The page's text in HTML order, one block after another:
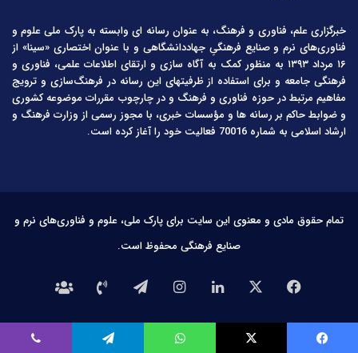
خبرگزاری علم، فناوری و فرهنگ، به عنوان رسانه ای وابسته به پارک ملی علوم و
فناوری‌های نرم و صنایع فرهنگیِ جهاددانشگاهی و با عنوان اختصاری «سینا» از
۱۶ مرداد ۱۳۹۳ به منظور کمک به آگاه سازی و ارتقای اطلاعات علمی، فناوری و
فرهنگی جامعه و برای استفاده از ظرفیتهای این رسانه در فرهنگ‌سازی و ترویج
مفاهیم مرتبط در حوزه فناوری و فرهنگ و در چارچوب مقررات موضوعه کشوری
و ضوابط حاکم بر رسانه ها و مؤسسات خبری، با مجوز رسمی از وزارت فرهنگ و
ارشاد اسلامی به شماره 70016 فعالیت خود را آغاز کرده است.
تمام حقوق مادی و معنوی این سایت برای پارک ملی، علوم و فناوری‌های نرم و
صنایع فرهنگی محفوظ است.
فیس
بوک
لینکدیناینستاگرامتلگرامتماس
با
درباره
ما